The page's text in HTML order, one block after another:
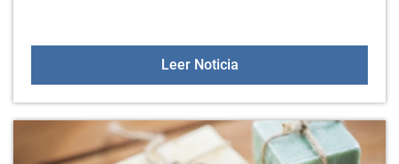
Leer NoticiaCurso de KzGunea en